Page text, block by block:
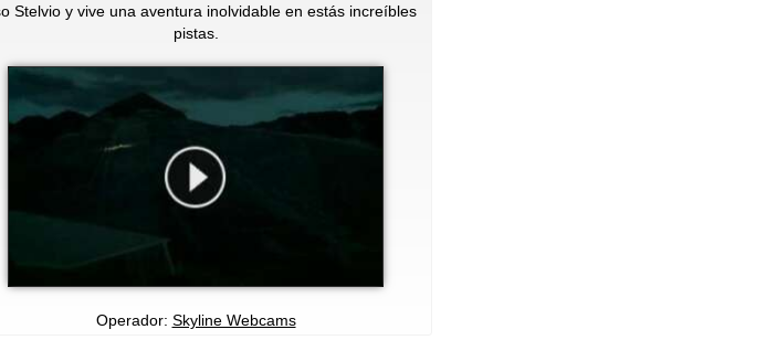
Stelvio y vive una aventura inolvidable en estás increíbles
pistas.
Operador: Skyline Webcams